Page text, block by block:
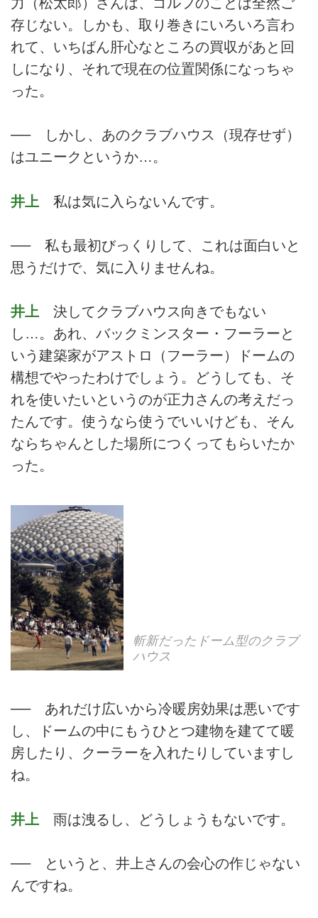
存じない。しかも、取り巻きにいろいろ言わ
れて、いちばん肝心なところの買収があと回
しになり、それで現在の位置関係になっちゃ
った。
── しかし、あのクラブハウス（現存せず）
はユニークというか…。
井上 私は気に入らないんです。
── 私も最初びっくりして、これは面白いと
思うだけで、気に入りませんね。
井上 決してクラブハウス向きでもない
し…。あれ、バックミンスター・フーラーと
いう建築家がアストロ（フーラー）ドームの
構想でやったわけでしょう。どうしても、そ
れを使いたいというのが正力さんの考えだっ
たんです。使うなら使うでいいけども、そん
ならちゃんとした場所につくってもらいたか
った。
斬新だったドーム型のクラブ
ハウス
── あれだけ広いから冷暖房効果は悪いです
し、ドームの中にもうひとつ建物を建てて暖
房したり、クーラーを入れたりしていますし
ね。
井上 雨は洩るし、どうしょうもないです。
── というと、井上さんの会心の作じゃない
んですね。